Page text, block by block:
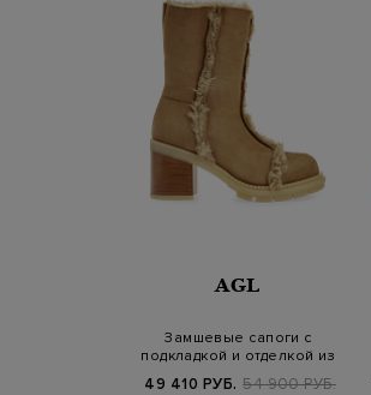
AGL
Замшевые сапоги с
подкладкой и отделкой из
49 410 РУБ. 54 900 РУБ.